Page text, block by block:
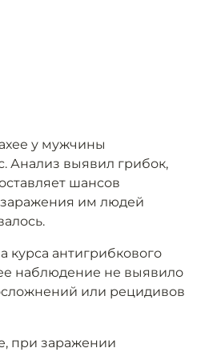
у мужчины
Анализ выявил грибок,
шансов
им людей
антигрибкового
наблюдение не выявило
или рецидивов
при заражении